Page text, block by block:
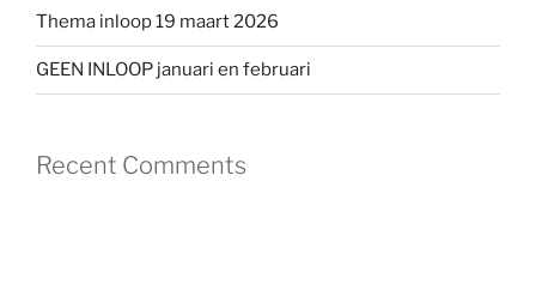
Thema inloop 19 maart 2026
GEEN INLOOP januari en februari
Recent Comments